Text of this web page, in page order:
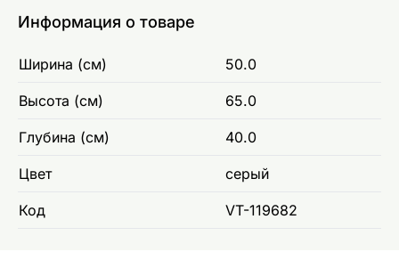
Информация о товаре
Ширина (см) 50.0
Высота (см) 65.0
Глубина (см) 40.0
Цвет серый
Код VT-119682